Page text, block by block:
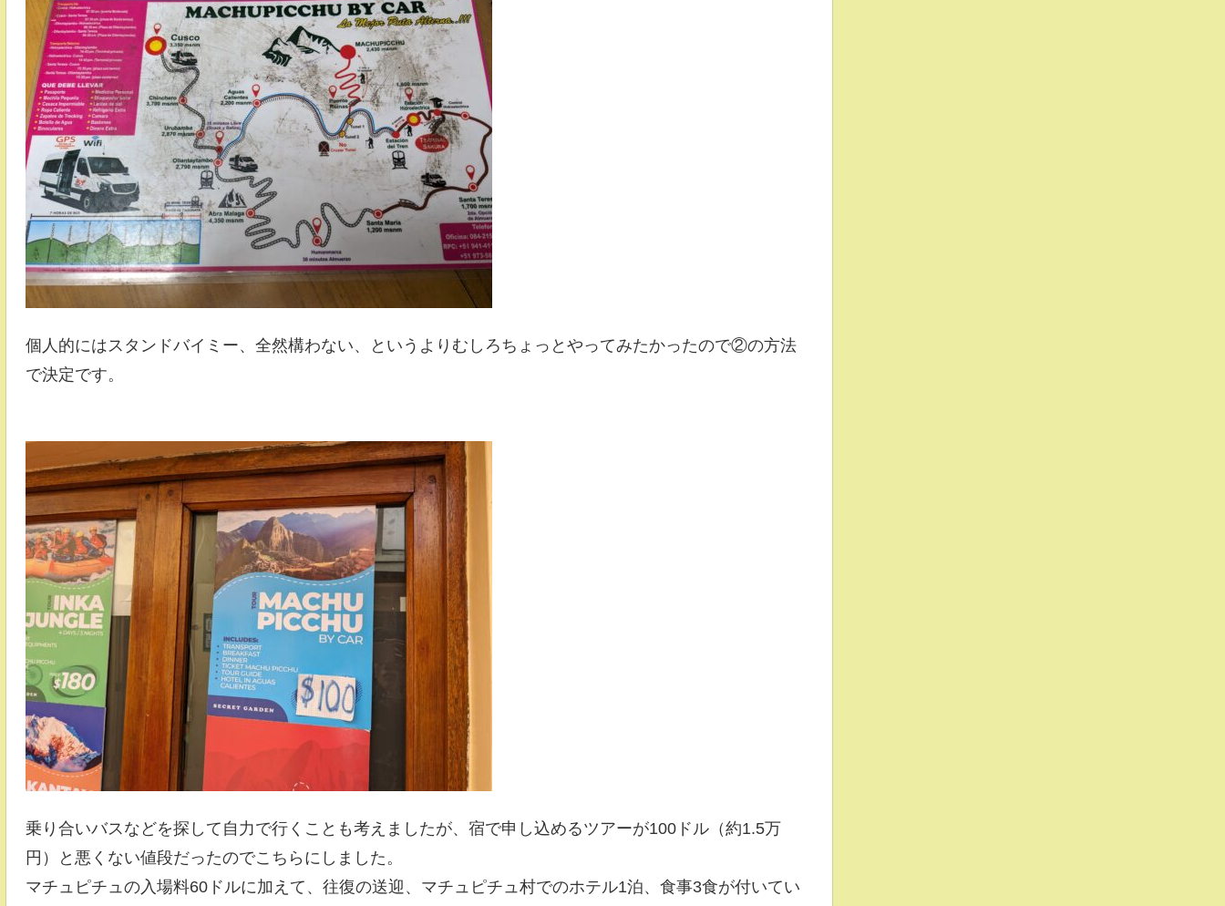
個人的にはスタンドバイミー、全然構わない、というよりむしろちょっとやってみたかったので②の方法
で決定です。
乗り合いバスなどを探して自力で行くことも考えましたが、宿で申し込めるツアーが100ドル（約1.5万
円）と悪くない値段だったのでこちらにしました。
マチュピチュの入場料60ドルに加えて、往復の送迎、マチュピチュ村でのホテル1泊、食事3食が付いてい